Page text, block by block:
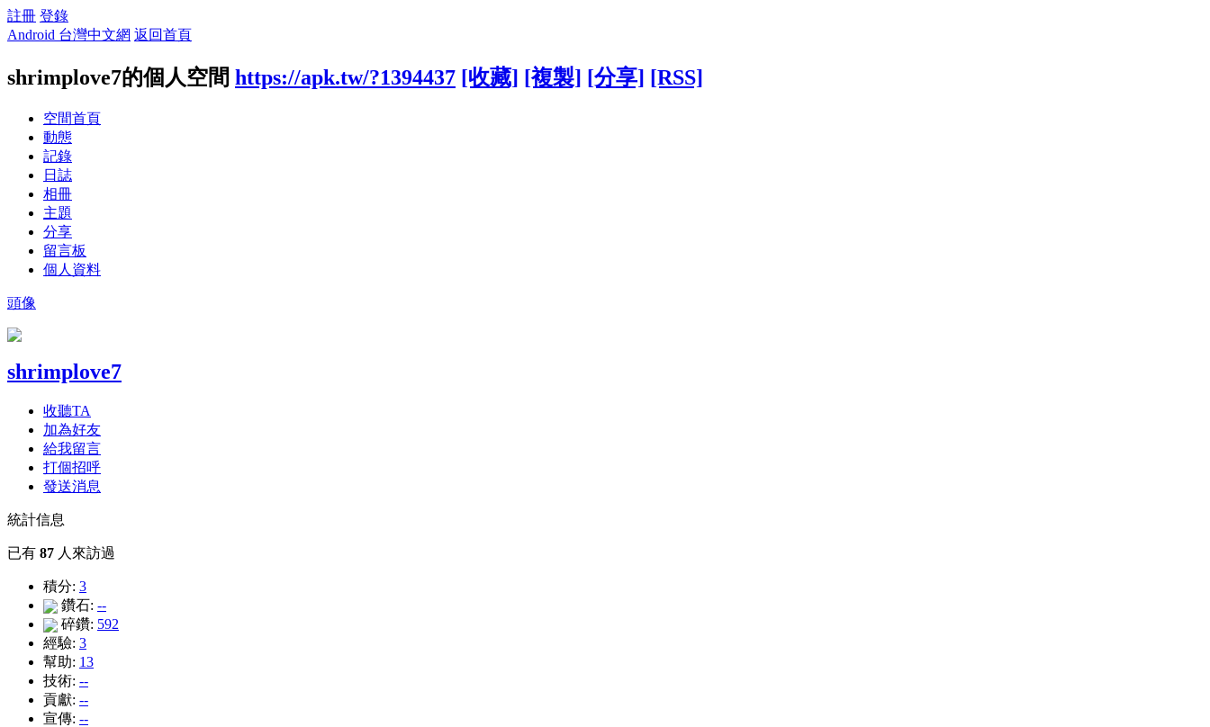
註冊 登錄
Android 台灣中文網 返回首頁
shrimplove7的個人空間 https://apk.tw/?1394437 [收藏] [複製] [分享] [RSS]
空間首頁
動態
記錄
日誌
相冊
主題
分享
留言板
個人資料
頭像
shrimplove7
收聽TA
加為好友
給我留言
打個招呼
發送消息
統計信息
已有 87 人來訪過
積分: 3
鑽石: --
碎鑽: 592
經驗: 3
幫助: 13
技術: --
貢獻: --
宣傳: --